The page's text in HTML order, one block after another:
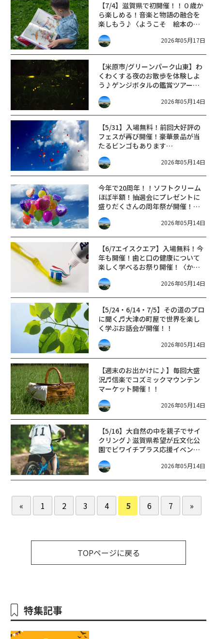
【7/4】滋賀県で初開催！！０歳か
ら楽しめる！音楽と物語の融合を
楽しもう♪〈ようこそ 絵本の音
楽会へ in shiga〉
2026年05月17日
【米原市/グリーンパーク山東】わ
くわくする夜のお散歩を体験しよ
う♪ゲンジボタルの鑑賞ツアー開
催♪
2026年05月14日
【5/31】入場無料！前回大好評の
フェスが再び開催！豪華景品が当
たるビンゴもあります
♪〈KONANLOCALFES〉
2026年05月14日
今年で20周年！！ソフトクリーム
ほぼ半額！抽選会にプレゼントに
盛りだくさんの周年祭が開催！！
【道の駅藤樹の里あどがわ】
2026年05月14日
【6/7エイスクエア】入場無料！今
年も開催！歯と口の健康について
楽しく学べるお祭り開催！〈かむ
かむフェスタ2026〉
2026年05月14日
【5/24・6/14・7/5】その道のプロ
に聞く♬大津の町屋で世界を楽し
く学ぶお話会が開催！！
2026年05月14日
【週末のお出かけに♪】毎回大盛
況♬信楽でコズミックマウンテン
マーケット開催！！
2026年05月14日
【5/16】大自然の中を親子でサイ
クリング♪滋賀県希望が丘文化公
園でビワイチプラス応援イベント
開催！
2026年05月14日
« 1 2 3 4 5 6 7 »
TOPページに戻る
特集記事